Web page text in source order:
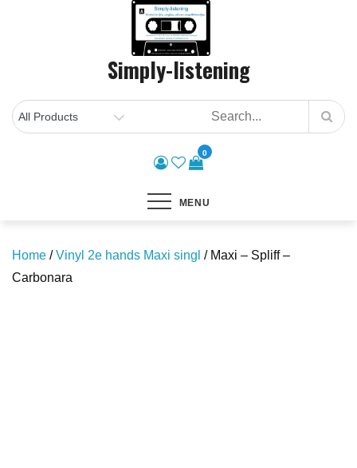
Simply-listening
0
MENU
Home /Vinyl 2e hands Maxi singl / Maxi – Spliff –
Carbonara